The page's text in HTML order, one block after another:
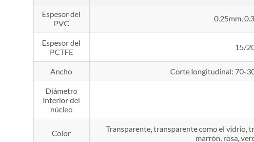
Espesor del
PVC
0.25mm,
Espesor del
PCTFE
15/
Ancho Corte longitudinal: 70-
Diámetro
interior del
núcleo
Color
Transparente, transparente como el vidrio,
marrón, rosa,